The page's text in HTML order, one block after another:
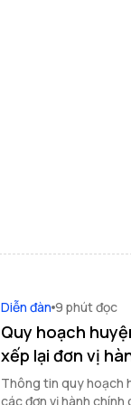
Diễn đàn 9 phút đọc
Quy hoạch
xếp lại đơn vị
Thông tin quy hoạch
các đơn vị hành